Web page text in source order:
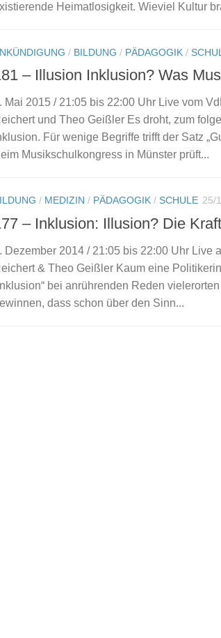
Heimatlosigkeit. Wieviel Kultur
/ BILDUNG / PÄDAGOGIK /
– Illusion Inklusion? Was
Mai 2015 / 21:05 bis 22:00 Uhr Live vom
und Theo Geißler Es droht, zum
Für wenige Begriffe trifft der Satz
Musikschulkongress in Münster prüft...
/ MEDIZIN / PÄDAGOGIK / SCHULE 25/
– Inklusion: Illusion? Die
Dezember 2014 / 21:05 bis 22:00 Uhr Live
& Theo Geißler Kaum eine
bei anrührenden Reden
dass schon über den Sinn...